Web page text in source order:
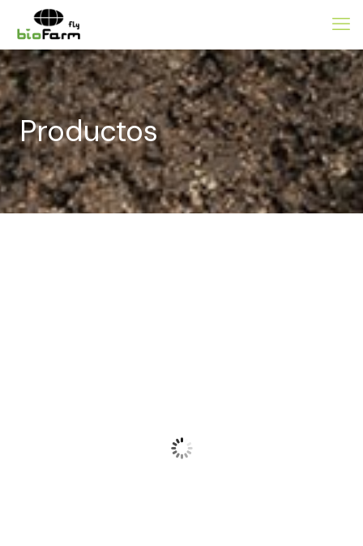
Productos